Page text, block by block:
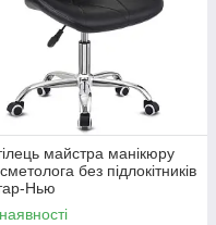
майстра манікюру
без підлокітників
Нью